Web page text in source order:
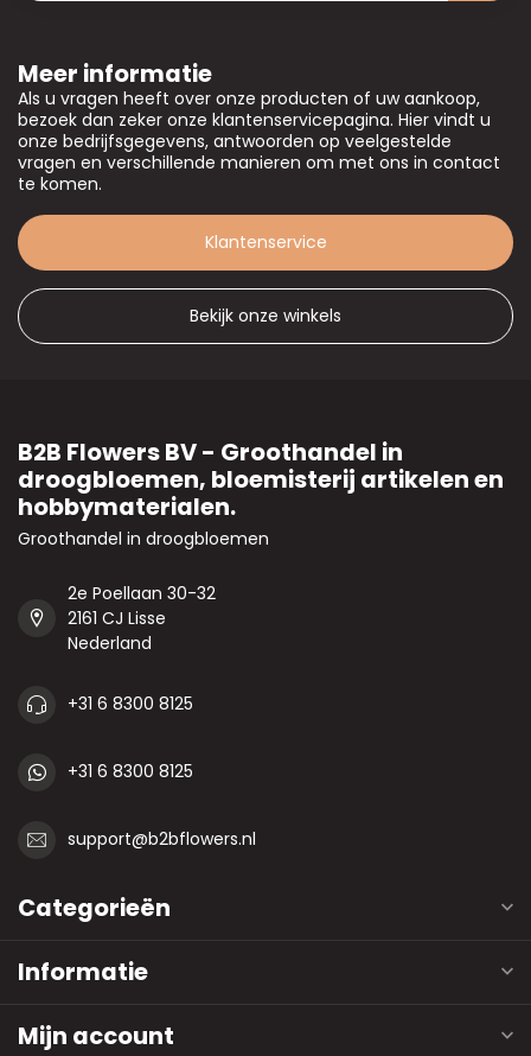
Meer informatie
Als u vragen heeft over onze producten of uw aankoop,
bezoek dan zeker onze klantenservicepagina. Hier vindt u
onze bedrijfsgegevens, antwoorden op veelgestelde
vragen en verschillende manieren om met ons in contact
te komen.
Klantenservice
Bekijk onze winkels
B2B Flowers BV - Groothandel in
droogbloemen, bloemisterij artikelen en
hobbymaterialen.
Groothandel in droogbloemen
2e Poellaan 30-32
2161 CJ Lisse
Nederland
+31 6 8300 8125
+31 6 8300 8125
support@b2bflowers.nl
Categorieën
Informatie
Mijn account